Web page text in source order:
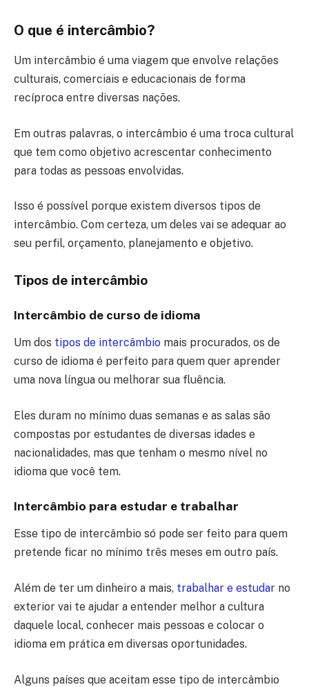
O que é intercâmbio?
Um intercâmbio é uma viagem que envolve relações
culturais, comerciais e educacionais de forma
recíproca entre diversas nações.
Em outras palavras, o intercâmbio é uma troca cultural
que tem como objetivo acrescentar conhecimento
para todas as pessoas envolvidas.
Isso é possível porque existem diversos tipos de
intercâmbio. Com certeza, um deles vai se adequar ao
seu perfil, orçamento, planejamento e objetivo.
Tipos de intercâmbio
Intercâmbio de curso de idioma
Um dos tipos de intercâmbio mais procurados, os de
curso de idioma é perfeito para quem quer aprender
uma nova língua ou melhorar sua fluência.
Eles duram no mínimo duas semanas e as salas são
compostas por estudantes de diversas idades e
nacionalidades, mas que tenham o mesmo nível no
idioma que você tem.
Intercâmbio para estudar e trabalhar
Esse tipo de intercâmbio só pode ser feito para quem
pretende ficar no mínimo três meses em outro país.
Além de ter um dinheiro a mais, trabalhar e estudar no
exterior vai te ajudar a entender melhor a cultura
daquele local, conhecer mais pessoas e colocar o
idioma em prática em diversas oportunidades.
Alguns países que aceitam esse tipo de intercâmbio